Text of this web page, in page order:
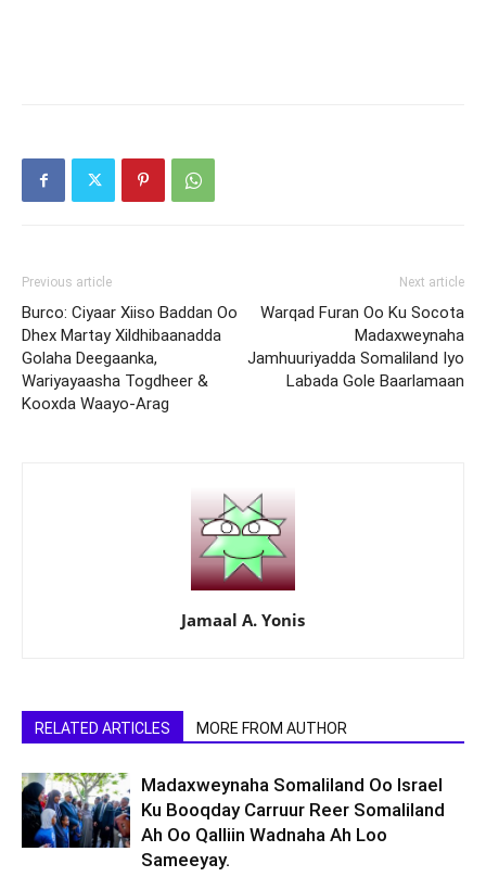
Previous article
Burco: Ciyaar Xiiso Baddan Oo
Dhex Martay Xildhibaanadda
Golaha Deegaanka,
Wariyayaasha Togdheer &
Kooxda Waayo-Arag
Next article
Warqad Furan Oo Ku Socota
Madaxweynaha
Jamhuuriyadda Somaliland Iyo
Labada Gole Baarlamaan
Jamaal A. Yonis
RELATED ARTICLES MORE FROM AUTHOR
Madaxweynaha Somaliland Oo Israel
Ku Booqday Carruur Reer Somaliland
Ah Oo Qalliin Wadnaha Ah Loo
Sameeyay.